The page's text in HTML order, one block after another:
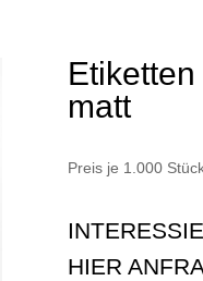
matt
Preis je 1.000
HIER